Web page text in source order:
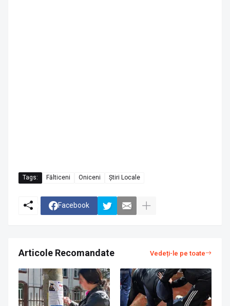
Tags: Fălticeni Oniceni Știri Locale
Facebook
Articole Recomandate Vedeți-le pe toate